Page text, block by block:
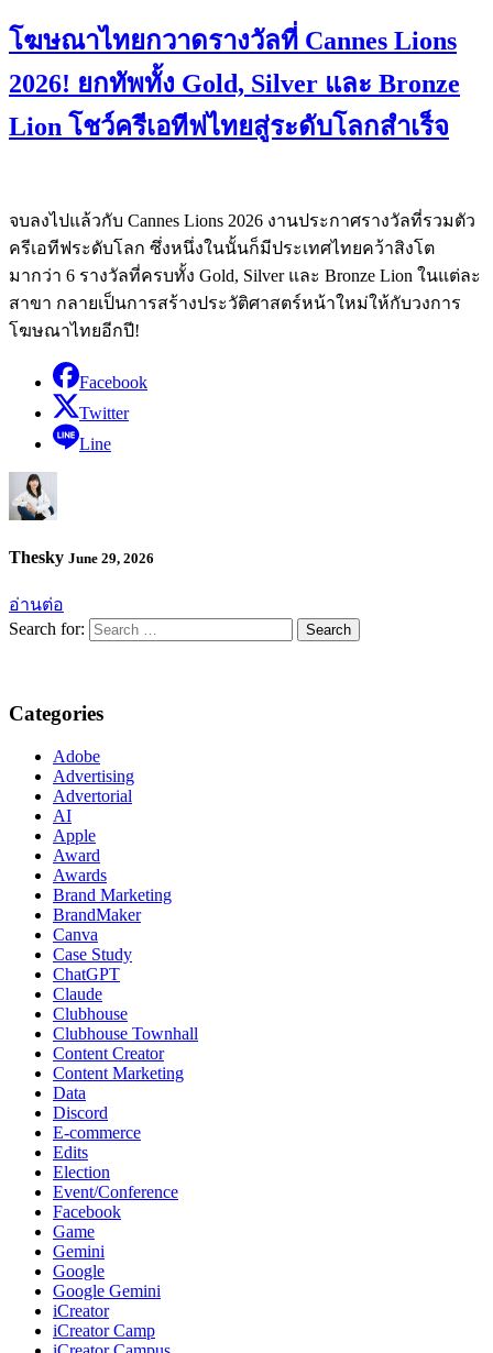
โฆษณาไทยกวาดรางวัลที่ Cannes Lions
2026! ยกทัพทั้ง Gold, Silver และ Bronze
Lion โชว์ครีเอทีฟไทยสู่ระดับโลกสำเร็จ
จบลงไปแล้วกับ Cannes Lions 2026 งานประกาศรางวัลที่รวมตัว
ครีเอทีฟระดับโลก ซึ่งหนึ่งในนั้นก็มีประเทศไทยคว้าสิงโต
มากว่า 6 รางวัลที่ครบทั้ง Gold, Silver และ Bronze Lion ในแต่ละ
สาขา กลายเป็นการสร้างประวัติศาสตร์หน้าใหม่ให้กับวงการ
โฆษณาไทยอีกปี!
Facebook
Twitter
Line
Thesky June 29, 2026
อ่านต่อ
Search for:
Categories
Adobe
Advertising
Advertorial
AI
Apple
Award
Awards
Brand Marketing
BrandMaker
Canva
Case Study
ChatGPT
Claude
Clubhouse
Clubhouse Townhall
Content Creator
Content Marketing
Data
Discord
E-commerce
Edits
Election
Event/Conference
Facebook
Game
Gemini
Google
Google Gemini
iCreator
iCreator Camp